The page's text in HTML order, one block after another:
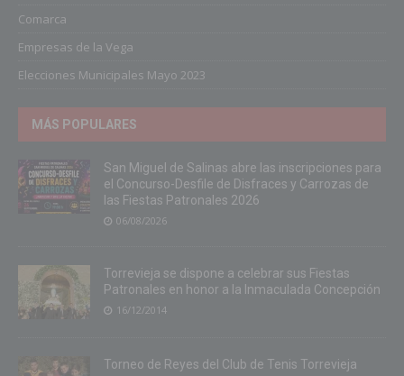
Comarca
Empresas de la Vega
Elecciones Municipales Mayo 2023
MÁS POPULARES
San Miguel de Salinas abre las inscripciones para
el Concurso-Desfile de Disfraces y Carrozas de
las Fiestas Patronales 2026
06/08/2026
Torrevieja se dispone a celebrar sus Fiestas
Patronales en honor a la Inmaculada Concepción
16/12/2014
Torneo de Reyes del Club de Tenis Torrevieja